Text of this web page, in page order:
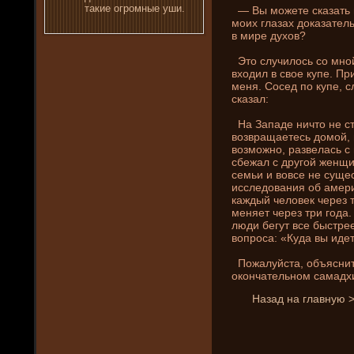
такие огромные уши.
— Вы можете сказать
моих глазах
в мире духов?
Это случилось со
входил в свое купе.
меня. Сосед по купе,
сказал:
На Западе­ ни­что не
возвращаетесь
возможно, развелась
сбежал с другой
семьи и вовсе не
исследовани­я об
каждый человек через
меняет через три
люди бегут все
вопроса: «Куда вы
Пожалуйста,
окончательном
Назад на главную